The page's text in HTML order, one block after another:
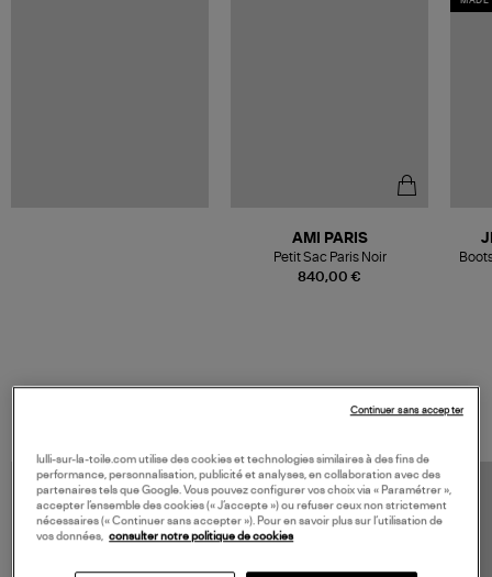
840,00 €
AMI PARIS
Petit Sac Paris Noir
VOS DERNIERS PRODUITS VUS
lulli-sur-la-toile.com utilise des cookies et technologies similaires à des fins de
performance, personnalisation, publicité et analyses, en collaboration avec des
partenaires tels que Google. Vous pouvez configurer vos choix via « Paramétrer »,
accepter l’ensemble des cookies (« J’accepte ») ou refuser ceux non strictement
nécessaires (« Continuer sans accepter »). Pour en savoir plus sur l’utilisation de
vos données,
consulter notre politique de cookies
Continuer sans accepter